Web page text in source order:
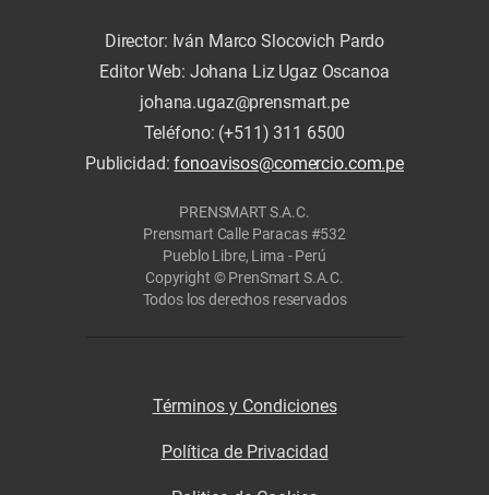
Director: Iván Marco Slocovich Pardo
Editor Web: Johana Liz Ugaz Oscanoa
johana.ugaz@prensmart.pe
Teléfono: (+511) 311 6500
Publicidad:fonoavisos@comercio.com.pe
PRENSMART S.A.C.
Prensmart Calle Paracas #532
Pueblo Libre, Lima - Perú
Copyright © PrenSmart S.A.C.
Todos los derechos reservados
Términos y Condiciones
Política de Privacidad